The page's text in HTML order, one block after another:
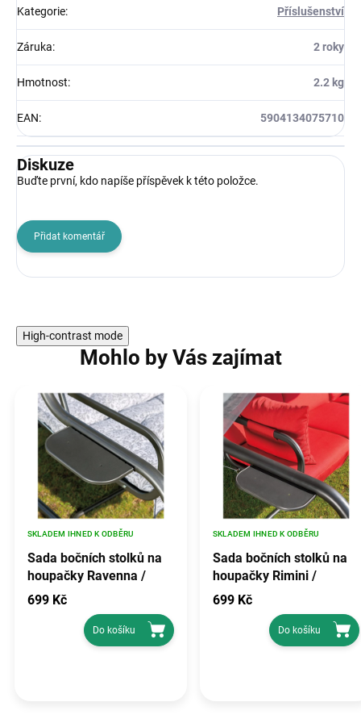
Kategorie: Příslušenství
Záruka: 2 roky
Hmotnost: 2.2 kg
EAN: 5904134075710
Diskuze
Buďte první, kdo napíše příspěvek k této položce.
Přidat komentář
High-contrast mode
Mohlo by Vás zajímat
Sada bočních stolků na
houpačky Ravenna /
Parma PATIO
SKLADEM IHNED K ODBĚRU
699 Kč
Do košíku
Sada bočních stolků na
houpačky Rimini /
Venezia Patio
SKLADEM IHNED K ODBĚRU
699 Kč
Do košíku